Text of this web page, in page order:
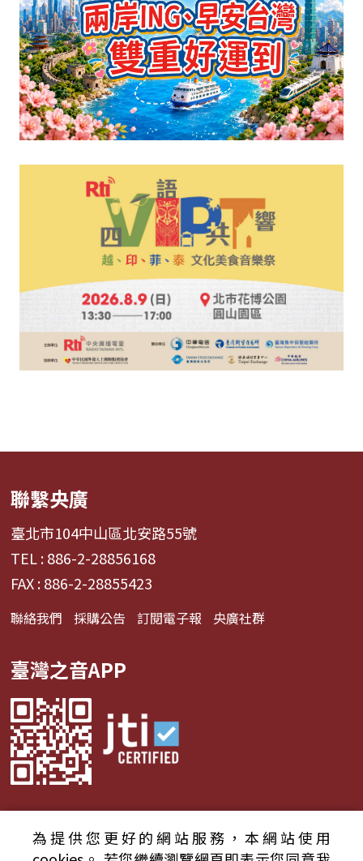
聯繫央廣
臺北市104中山區北安路55號
TEL : 886-2-28856168
FAX : 886-2-28855423
聯絡我們 採購公告 訂閱電子報 央廣社群
臺灣之音APP
© 2024財團法人中央廣播電臺 版權所有
為提供您更好的網站服務，本網站使用